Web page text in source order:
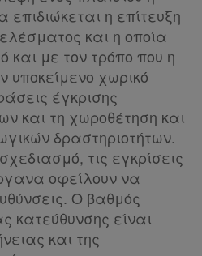
[-]
επιδιώκεται η επίτευξη
και η οποία
και με τον τρόπο που η
υποκείμενο χωρικό
έγκρισης
και τη χωροθέτηση και
δραστηριοτήτων.
τις εγκρίσεις
οφείλουν να
Ο βαθμός
κατεύθυνσης είναι
και της